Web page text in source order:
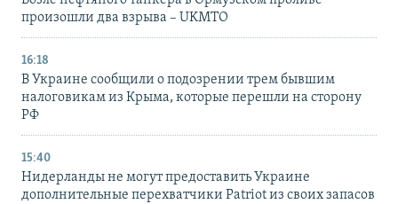
произошли два взрыва – UKMTO
16:18
В Украине сообщили о подозрении трем бывшим
налоговикам из Крыма, которые перешли на сторону
РФ
15:40
Нидерланды не могут предоставить Украине
дополнительные перехватчики Patriot из своих запасов